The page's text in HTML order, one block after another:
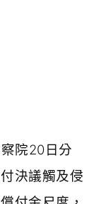
院20日分
決議觸及侵